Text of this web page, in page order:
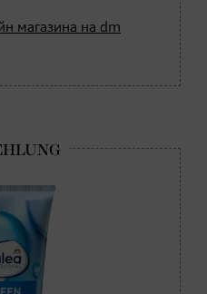
магазина на dm